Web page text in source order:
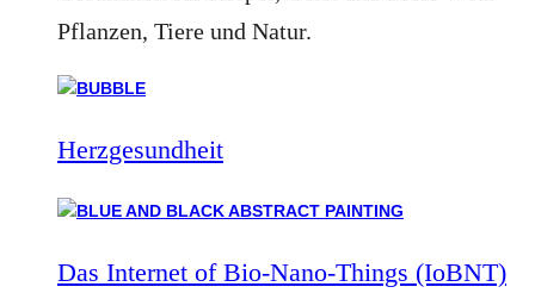
Pflanzen, Tiere und Natur.
Herzgesundheit
Das Internet of Bio-Nano-Things (IoBNT)